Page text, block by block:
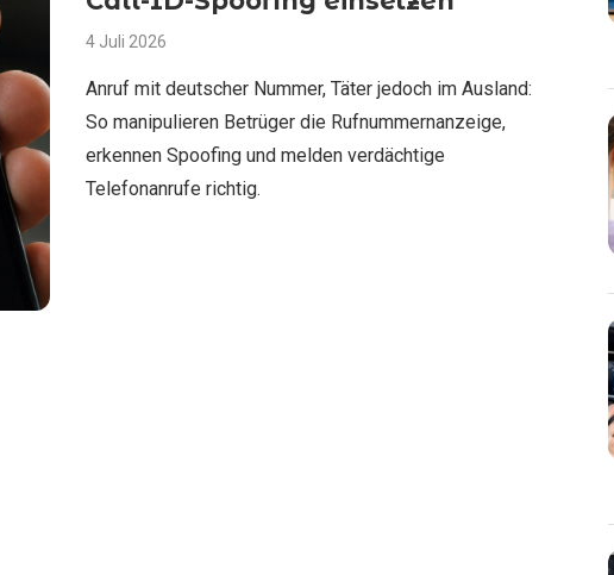
4 Juli 2026
Anruf mit deutscher Nummer, Täter jedoch im Ausland:
So manipulieren Betrüger die Rufnummernanzeige,
erkennen Spoofing und melden verdächtige
Telefonanrufe richtig.